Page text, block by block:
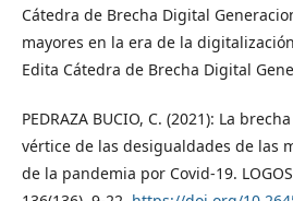
Cátedra de Brecha Digital
mayores en la era de la
Edita Cátedra de Brecha Digital
PEDRAZA BUCIO, C. (2021): La
vértice de las desigualdades de las
de la pandemia por Covid-19.